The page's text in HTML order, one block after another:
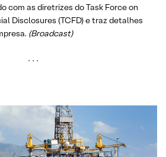
com as diretrizes do Task Force on
Disclosures (TCFD) e traz detalhes
(Broadcast)
. . .